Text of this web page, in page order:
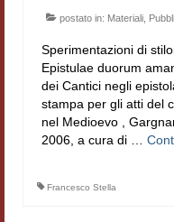
postato in: Materiali
Sperimentazioni di
Epistulae duorum
dei Cantici negli
stampa per gli atti del
nel Medioevo ,
2006, a cura di …
Francesco Stella